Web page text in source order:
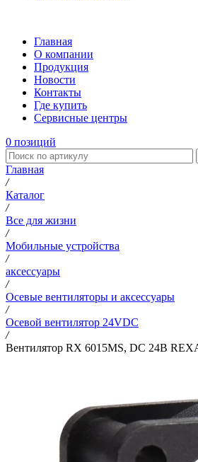
Главная
О компании
Продукция
Новости
Контакты
Где купить
Сервисные центры
0 позиций
Главная
/
Каталог
/
Все для жизни
/
Мобильные устройства
/
аксессуары
/
Осевые вентиляторы и аксессуары
/
Осевой вентилятор 24VDC
/
Вентилятор RX 6015MS, DC 24В